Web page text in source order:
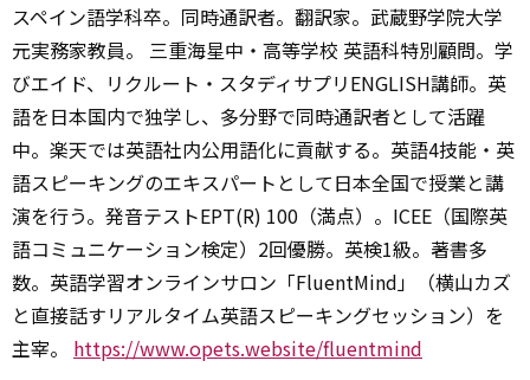
スペイン語学科卒。同時通訳者。翻訳家。武蔵野学院大学
元実務家教員。 三重海星中・高等学校 英語科特別顧問。学
びエイド、リクルート・スタディサプリENGLISH講師。英
語を日本国内で独学し、多分野で同時通訳者として活躍
中。楽天では英語社内公用語化に貢献する。英語4技能・英
語スピーキングのエキスパートとして日本全国で授業と講
演を行う。発音テストEPT(R) 100（満点）。ICEE（国際英
語コミュニケーション検定）2回優勝。英検1級。著書多
数。英語学習オンラインサロン「FluentMind」（横山カズ
と直接話すリアルタイム英語スピーキングセッション）を
主宰。 https://www.opets.website/fluentmind